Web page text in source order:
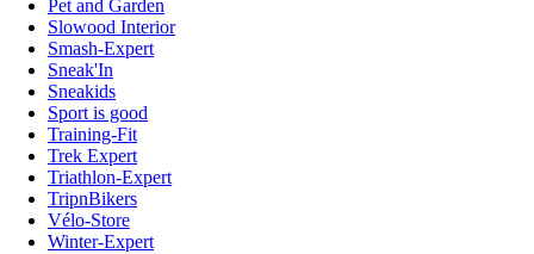
Pet and Garden
Slowood Interior
Smash-Expert
Sneak'In
Sneakids
Sport is good
Training-Fit
Trek Expert
Triathlon-Expert
TripnBikers
Vélo-Store
Winter-Expert